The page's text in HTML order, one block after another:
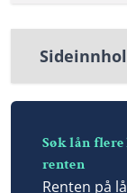
Les mer om
Fordeler
Låne opptil
Samle lån
Stor og trygg
Vilkår
Storebrand
Storebrand
Søk lån flere
renten
Renten på